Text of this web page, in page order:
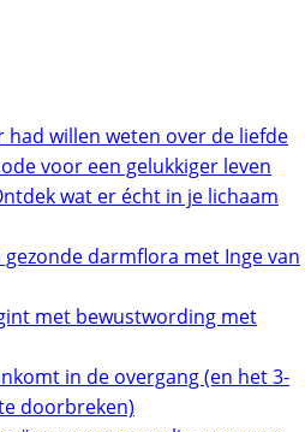
had willen weten over de liefde
voor een gelukkiger leven
wat er écht in je lichaam
darmflora met Inge van
met bewustwording met
in de overgang (en het 3-
doorbreken)